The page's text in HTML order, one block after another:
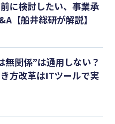
に検討したい、事業承
【船井総研が解説】
無関係”は通用しない？
方改革はITツールで実